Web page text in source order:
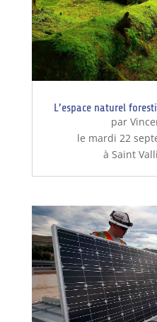
L’espace naturel
par
le mardi 22
à Saint